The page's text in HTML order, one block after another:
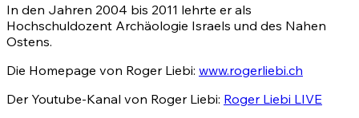
In den Jahren 2004 bis 2011 lehrte er als
Hochschuldozent Archäologie Israels und des Nahen
Ostens.
Die Homepage von Roger Liebi: www.rogerliebi.ch
Der Youtube-Kanal von Roger Liebi: Roger Liebi LIVE